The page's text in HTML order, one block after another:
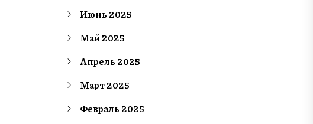
Июнь 2025
Май 2025
Апрель 2025
Март 2025
Февраль 2025